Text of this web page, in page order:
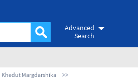
Advanced
Search
Khedut Margdarshika